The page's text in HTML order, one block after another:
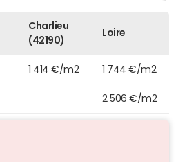
Charlieu
(42190)
Loire
1 414 €/m2 1 744 €/m2
2 506 €/m2